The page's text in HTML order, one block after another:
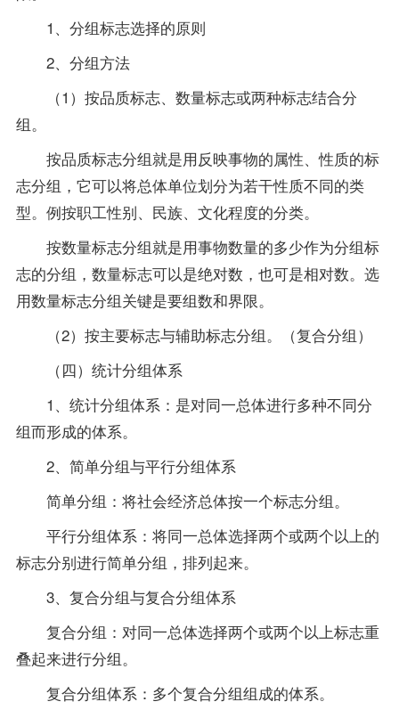
1、分组标志选择的原则
2、分组方法
（1）按品质标志、数量标志或两种标志结合分
组。
按品质标志分组就是用反映事物的属性、性质的标
志分组，它可以将总体单位划分为若干性质不同的类
型。例按职工性别、民族、文化程度的分类。
按数量标志分组就是用事物数量的多少作为分组标
志的分组，数量标志可以是绝对数，也可是相对数。选
用数量标志分组关键是要组数和界限。
（2）按主要标志与辅助标志分组。（复合分组）
（四）统计分组体系
1、统计分组体系：是对同一总体进行多种不同分
组而形成的体系。
2、简单分组与平行分组体系
简单分组：将社会经济总体按一个标志分组。
平行分组体系：将同一总体选择两个或两个以上的
标志分别进行简单分组，排列起来。
3、复合分组与复合分组体系
复合分组：对同一总体选择两个或两个以上标志重
叠起来进行分组。
复合分组体系：多个复合分组组成的体系。